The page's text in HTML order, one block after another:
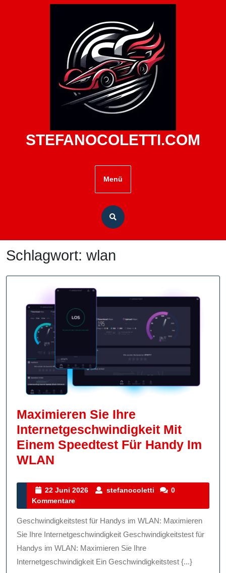
STEFANOCOLETTI.COM
Menü
Schlagwort: wlan
Maximieren Sie Ihre
Internetgeschwindigkeit Mit
Einem Speedtest Für Handy Im
WLAN
Ihre
Internetgeschwindigkeit
Mit
Einem
Speedtest
Für
22 Juni 2026
22
2026
stefanocoletti stefanocoletti
0
Kommentare
Geschwindigkeitstest für Handys im WLAN: Maximieren
Sie Ihre Internetgeschwindigkeit Geschwindigkeitstest für
Handys im WLAN: Maximieren Sie Ihre
Internetgeschwindigkeit Ein Geschwindigkeitstest {...}